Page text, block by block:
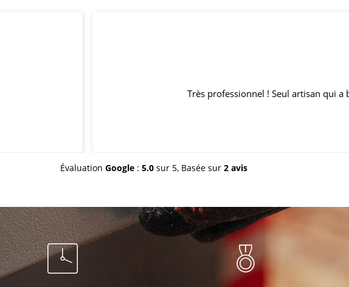
qui a bien voulu intervenir sur notre sinistre de maison en bois. Travail propre et
Évaluation Google : 5.0 sur 5, Basée sur 2 avis